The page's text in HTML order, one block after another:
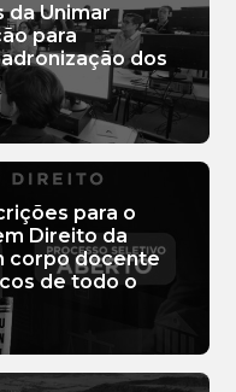
da Unimar
para
dos
para o
Direito da
corpo docente
de todo o